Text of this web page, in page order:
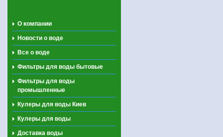
О компании
Новости о воде
Все о воде
Фильтры для воды бытовые
Фильтры для воды
промышленные
Кулеры для воды Киев
Кулеры для воды
Доставка воды